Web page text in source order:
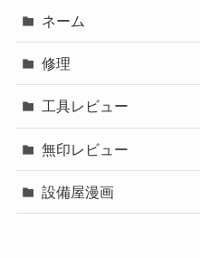
ネーム
修理
工具レビュー
無印レビュー
設備屋漫画